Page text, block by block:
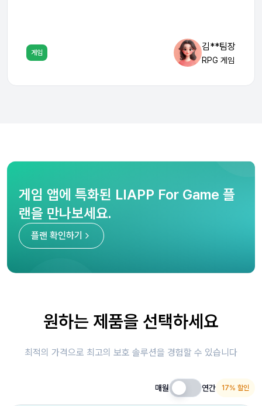
게임
김**팀장
RPG 게임
게임 앱에 특화된 LIAPP For Game 플
랜을 만나보세요.
플랜 확인하기
원하는 제품을 선택하세요
최적의 가격으로 최고의 보호 솔루션을 경험할 수 있습니다
매월 연간 17% 할인